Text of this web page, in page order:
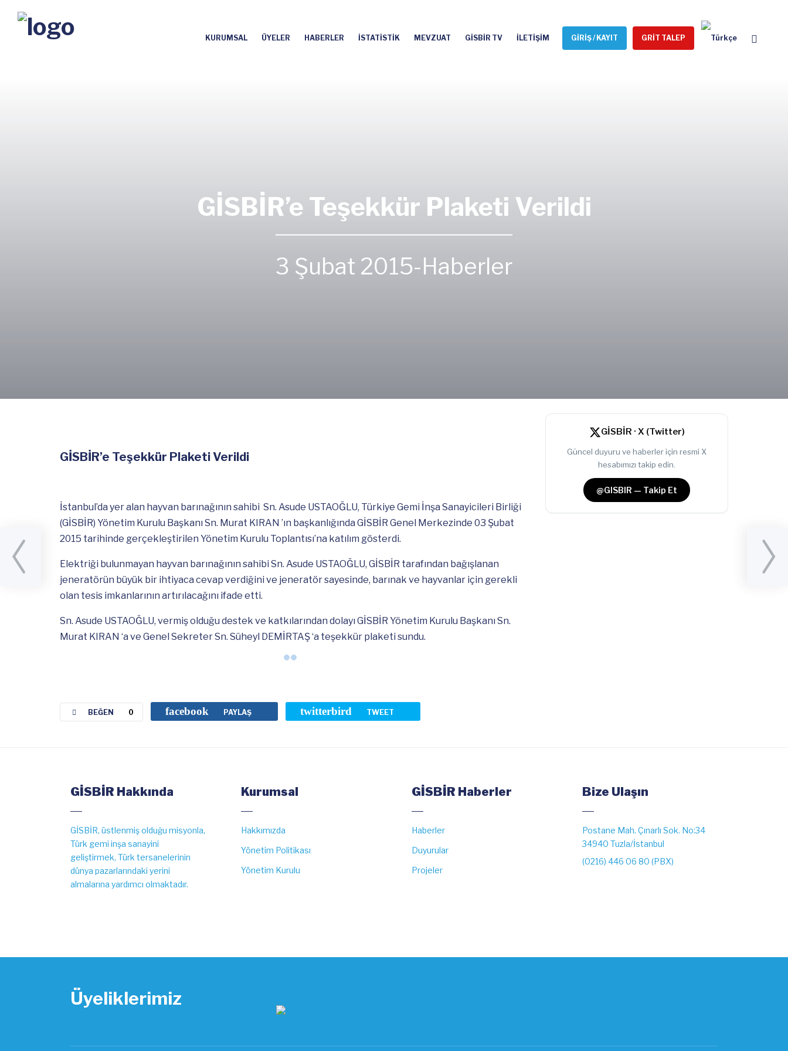
KURUMSAL ÜYELER HABERLER İSTATİSTİK MEVZUAT GİSBİR TV İLETİŞİM GİRİŞ / KAYIT GRİT TALEP
GİSBİR’e Teşekkür Plaketi Verildi
3 Şubat 2015-Haberler
GİSBİR’e Teşekkür Plaketi Verildi
İstanbul’da yer alan hayvan barınağının sahibi Sn. Asude USTAOĞLU, Türkiye Gemi İnşa Sanayicileri Birliği
(GİSBİR) Yönetim Kurulu Başkanı Sn. Murat KIRAN ’ın başkanlığında GİSBİR Genel Merkezinde 03 Şubat
2015 tarihinde gerçekleştirilen Yönetim Kurulu Toplantısı’na katılım gösterdi.
Elektriği bulunmayan hayvan barınağının sahibi Sn. Asude USTAOĞLU, GİSBİR tarafından bağışlanan
jeneratörün büyük bir ihtiyaca cevap verdiğini ve jeneratör sayesinde, barınak ve hayvanlar için gerekli
olan tesis imkanlarının artırılacağını ifade etti.
Sn. Asude USTAOĞLU, vermiş olduğu destek ve katkılarından dolayı GİSBİR Yönetim Kurulu Başkanı Sn.
Murat KIRAN ‘a ve Genel Sekreter Sn. Süheyl DEMİRTAŞ ‘a teşekkür plaketi sundu.
BEĞEN 0 facebook PAYLAŞ twitterbird TWEET
GİSBİR · X (Twitter)
Güncel duyuru ve haberler için resmi X
hesabımızı takip edin.
@GISBIR — Takip Et
GİSBİR Hakkında
GİSBİR, üstlenmiş olduğu misyonla,
Türk gemi inşa sanayini
geliştirmek, Türk tersanelerinin
dünya pazarlarındaki yerini
almalarına yardımcı olmaktadır.
Kurumsal
Hakkımızda
Yönetim Politikası
Yönetim Kurulu
GİSBİR Haberler
Haberler
Duyurular
Projeler
Bize Ulaşın
Postane Mah. Çınarlı Sok. No:34
34940 Tuzla/İstanbul
(0216) 446 06 80 (PBX)
Üyeliklerimiz